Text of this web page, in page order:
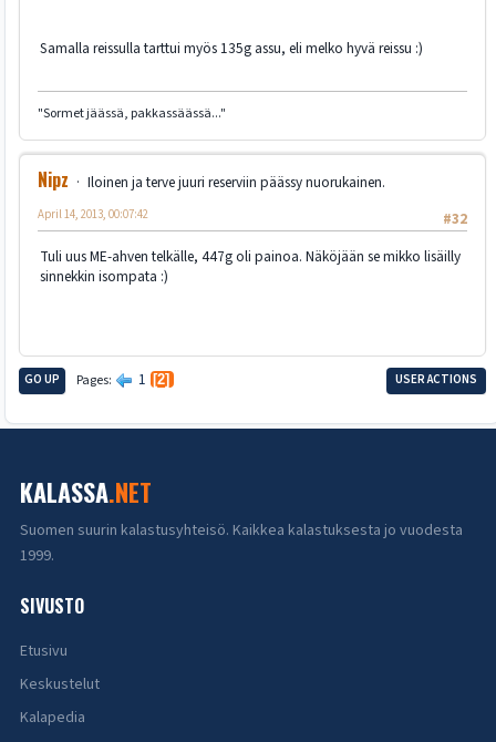
Samalla reissulla tarttui myös 135g assu, eli melko hyvä reissu :)
"Sormet jäässä, pakkassäässä..."
Nipz
Iloinen ja terve juuri reserviin päässy nuorukainen.
#32
April 14, 2013, 00:07:42
Tuli uus ME-ahven telkälle, 447g oli painoa. Näköjään se mikko lisäilly
sinnekkin isompata :)
GO UP Pages 1 2 USER ACTIONS
KALASSA.NET
Suomen suurin kalastusyhteisö. Kaikkea kalastuksesta jo vuodesta
1999.
SIVUSTO
Etusivu
Keskustelut
Kalapedia